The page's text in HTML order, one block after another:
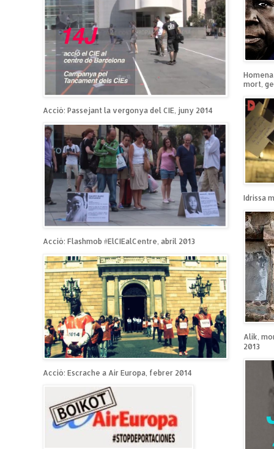
Acció: Passejant la vergonya del CIE, juny 2014
Acció: Flashmob #ElCIEalCentre, abril 2013
Acció: Escrache a Air Europa, febrer 2014
mort,
Idrissa
Alik,
2013